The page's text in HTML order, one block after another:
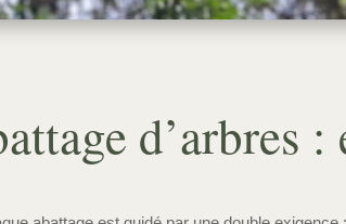
d’arbres